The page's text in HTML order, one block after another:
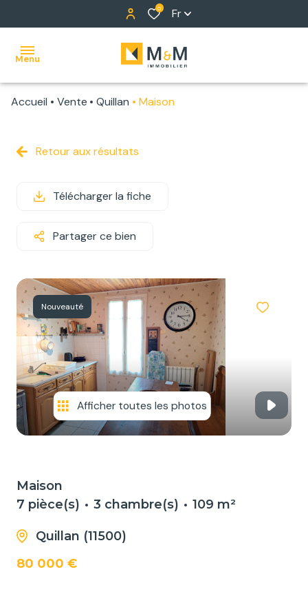
0 Fr
Menu
NOS
ALERTE
ÉQUIPE
NOS
SERVICES
NOUS
CONTACTER
Accueil Vente Quillan Maison
Retour aux résultats
Télécharger la fiche
Partager ce bien
Nouveauté
Afficher toutes les photos
Maison
7 pièce(s)
3 chambre(s) 109 m²
Quillan (11500)
80 000 €